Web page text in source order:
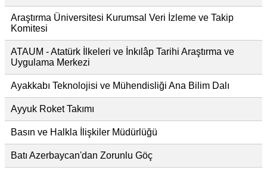
Araştırma Üniversitesi Kurumsal Veri İzleme ve Takip
Komitesi
ATAUM - Atatürk İlkeleri ve İnkılâp Tarihi Araştırma ve
Uygulama Merkezi
Ayakkabı Teknolojisi ve Mühendisliği Ana Bilim Dalı
Ayyuk Roket Takımı
Basın ve Halkla İlişkiler Müdürlüğü
Batı Azerbaycan'dan Zorunlu Göç